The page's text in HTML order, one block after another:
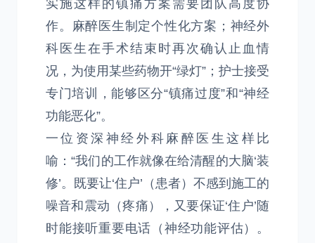
实施这样的镇痛方案需要团队高度协
作。麻醉医生制定个性化方案；神经外
科医生在手术结束时再次确认止血情
况，为使用某些药物开“绿灯”；护士接受
专门培训，能够区分“镇痛过度”和“神经
功能恶化”。
一位资深神经外科麻醉医生这样比
喻：“我们的工作就像在给清醒的大脑‘装
修’。既要让‘住户’（患者）不感到施工的
噪音和震动（疼痛），又要保证‘住户’随
时能接听重要电话（神经功能评估）。